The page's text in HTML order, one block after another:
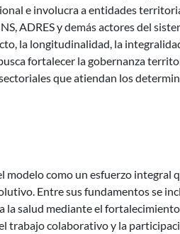
e involucra a entidades
ADRES y demás actores del
la longitudinalidad, la
fortalecer la gobernanza
que atiendan los
modelo como un esfuerzo integral
Entre sus fundamentos se
la salud mediante el
trabajo colaborativo y la